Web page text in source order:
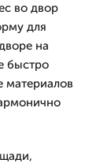
во двор
для
на
быстро